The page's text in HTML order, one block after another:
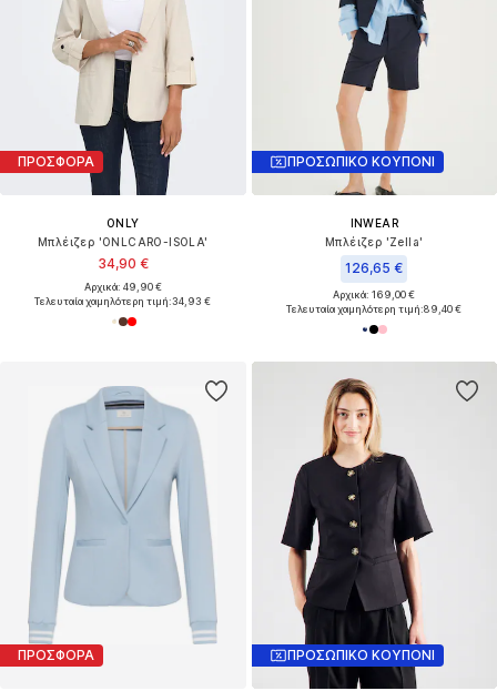
ΠΡΟΣΦΟΡΑ
ONLY
Μπλέιζερ 'ONLCARO-ISOLA'
34,90 €
Αρχικά: 49,90 €
Τελευταία χαμηλότερη τιμή:34,93 €
ΠΡΟΣΩΠΙΚΟ ΚΟΥΠΟΝΙ
INWEAR
Μπλέιζερ 'Zella'
126,65 €
Αρχικά: 169,00 €
Τελευταία χαμηλότερη τιμή:89,40 €
ΠΡΟΣΦΟΡΑ ΠΡΟΣΩΠΙΚΟ ΚΟΥΠΟΝΙ